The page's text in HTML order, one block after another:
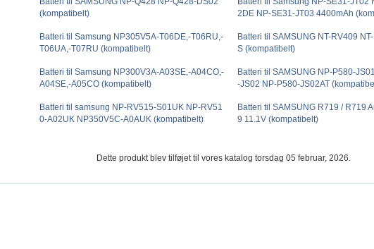
(kompatibelt)
2DE NP-SE31-JT03 4400mAh
Batteri til Samsung NP305V5A-T06DE,-T06RU,-
T06UA,-T07RU (kompatibelt)
Batteri til SAMSUNG NT-RV409
S (kompatibelt)
Batteri til Samsung NP300V3A-A03SE,-A04CO,-
A04SE,-A05CO (kompatibelt)
Batteri til SAMSUNG NP-P580-
-JS02 NP-P580-JS02AT
Batteri til samsung NP-RV515-S01UK NP-RV51
0-A02UK NP350V5C-A0AUK (kompatibelt)
Batteri til SAMSUNG R719 / R719
9 11.1V (kompatibelt)
Dette produkt blev tilføjet til vores katalog torsdag 05 februar, 2026.